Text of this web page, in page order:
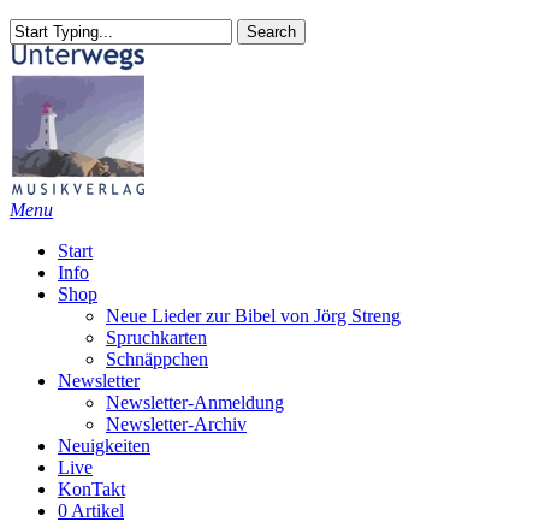
Search
Close
Search
search
Menu
Start
Info
Shop
Neue Lieder zur Bibel von Jörg Streng
Spruchkarten
Schnäppchen
Newsletter
Newsletter-Anmeldung
Newsletter-Archiv
Neuigkeiten
Live
KonTakt
0 Artikel